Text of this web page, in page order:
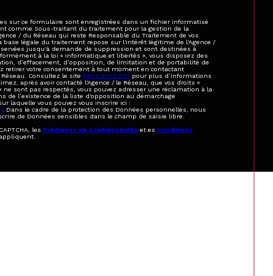
sur ce formulaire sont enregistrées dans un fichier informatisé
comme Sous-traitant du traitement pour la gestion de la
/ du Réseau qui reste Responsable du Traitement de vos
base légale du traitement repose sur l'intérêt légitime de l'Agence /
jusqu'à demande de suppression et sont destinées à
à la loi « informatique et libertés », vous disposez des
d’effacement, d’opposition, de limitation et de portabilité de
retirer votre consentement à tout moment en contactant
Consultez le site https://cnil.fr/frpour plus d’informations
après avoir contacté l'Agence / le Réseau, que vos droits «
ne sont pas respectés, vous pouvez adresser une réclamation à la
de l’existence de la liste d'opposition au démarchage
laquelle vous pouvez vous inscrire ici :
. Dans le cadre de la protection des Données personnelles, nous
de Données sensibles dans le champ de saisie libre.
les Politiques de Confidentialité et es Conditions